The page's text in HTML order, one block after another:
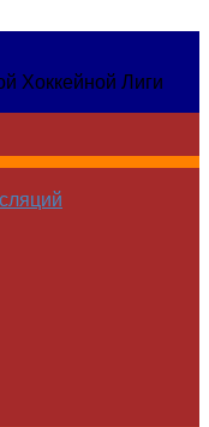
Хоккейной Лиги